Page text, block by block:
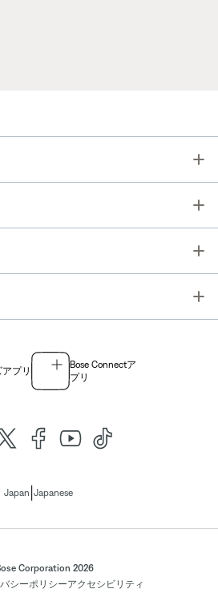
プリ
Bose Connectア
プリ
Japan Japanese
Corporation 2026
シーポリシーアクセシビリティ